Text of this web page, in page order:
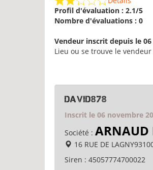
Profil d'évaluation : 2.1/5
Nombre d'évaluations : 0
Vendeur inscrit depuis le
Lieu ou se trouve le vendeur
david878
Inscrit le 06 novembre
Société : ARNAUD
16 RUE DE
Siren : 45057774700022